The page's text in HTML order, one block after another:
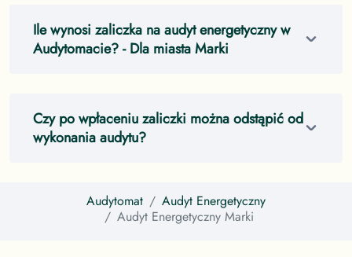
Ile wynosi zaliczka na audyt energetyczny w
Audytomacie?- Dla miasta Marki
Czy po wpłaceniu zaliczki można odstąpić od
wykonania audytu?
Audytomat
Audyt Energetyczny
Audyt Energetyczny Marki